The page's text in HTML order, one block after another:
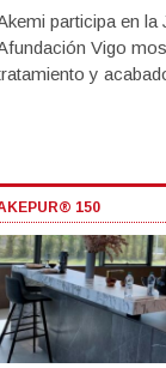
participa en la
Vigo
y
150